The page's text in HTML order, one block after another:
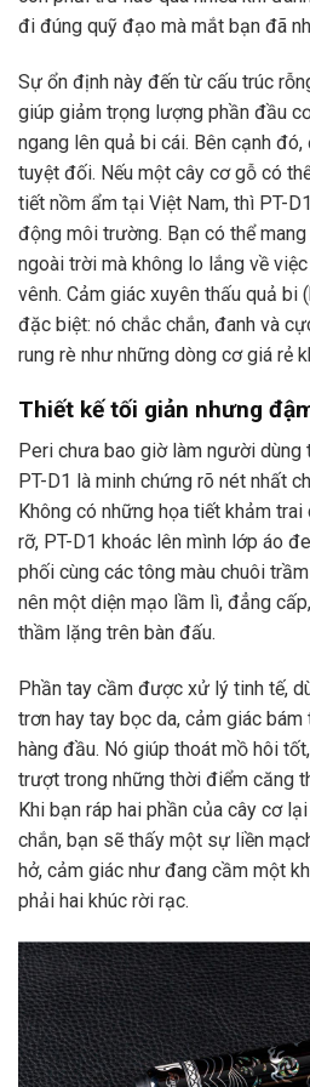
đi đúng quỹ đạo mà mắt bạn đã
Sự ổn định này đến từ cấu trúc
giúp giảm trọng lượng phần đầu
ngang lên quả bi cái. Bên cạnh
tuyệt đối. Nếu một cây cơ gỗ có
tiết nồm ẩm tại Việt Nam, thì PT-
động môi trường. Bạn có thể
ngoài trời mà không lo lắng về
vênh. Cảm giác xuyên thấu quả bi
đặc biệt: nó chắc chắn, đanh và
rung rè như những dòng cơ giá rẻ
Thiết kế tối giản nhưng
Peri chưa bao giờ làm người dùng
PT-D1 là minh chứng rõ nét nhất
Không có những họa tiết khảm
rỡ, PT-D1 khoác lên mình lớp áo
phối cùng các tông màu chuôi
nên một diện mạo lầm lì, đẳng
thầm lặng trên bàn đấu.
Phần tay cầm được xử lý tinh tế,
trơn hay tay bọc da, cảm giác
hàng đầu. Nó giúp thoát mồ hôi
trượt trong những thời điểm căng
Khi bạn ráp hai phần của cây cơ
chắn, bạn sẽ thấy một sự liền
hở, cảm giác như đang cầm một
phải hai khúc rời rạc.